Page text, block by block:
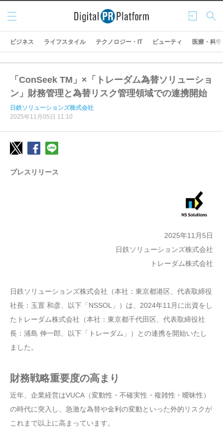
ログ
イン
検索
メニ
ュー
ビジネス ライフスタイル テクノロジー・IT ビューティ 医療・科学
「ConSeek TM」×「トレーダム為替ソリューショ
ン」財務管理と為替リスク管理領域での連携開始
日鉄ソリューションズ株式会社
2025年11月05日 11:10
プレスリリース
2025年11月5日
日鉄ソリューションズ株式会社
トレーダム株式会社
日鉄ソリューションズ株式会社（本社：東京都港区、代表取締役
社長：玉置 和彦、以下「NSSOL」）は、2024年11月に出資をし
たトレーダム株式会社（本社：東京都千代田区、代表取締役社
長：浦島 伸一郎、以下「トレーダム」）との連携を開始いたし
ました。
財務戦略重要度の高まり
近年、企業経営はVUCA（変動性・不確実性・複雑性・曖昧性）
の時代に突入し、急激な為替や金利の変動といった外的リスクが
これまで以上に高まっています。